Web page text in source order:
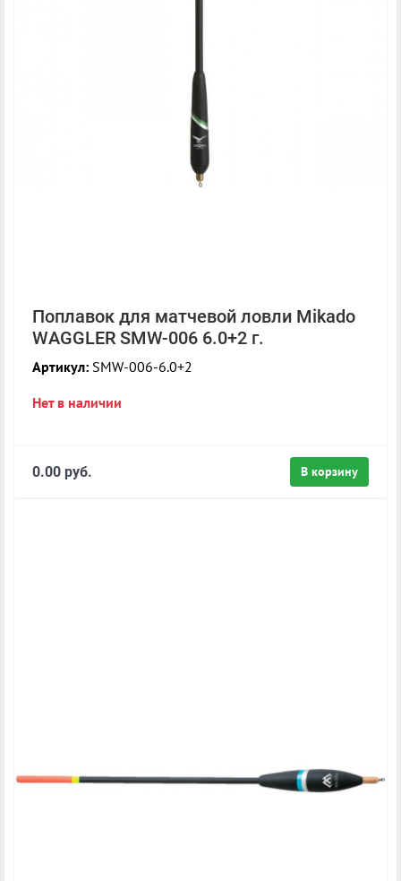
Поплавок для матчевой ловли Mikado
WAGGLER SMW-006 6.0+2 г.
Артикул: SMW-006-6.0+2
Нет в наличии
В корзину
0.00 руб.